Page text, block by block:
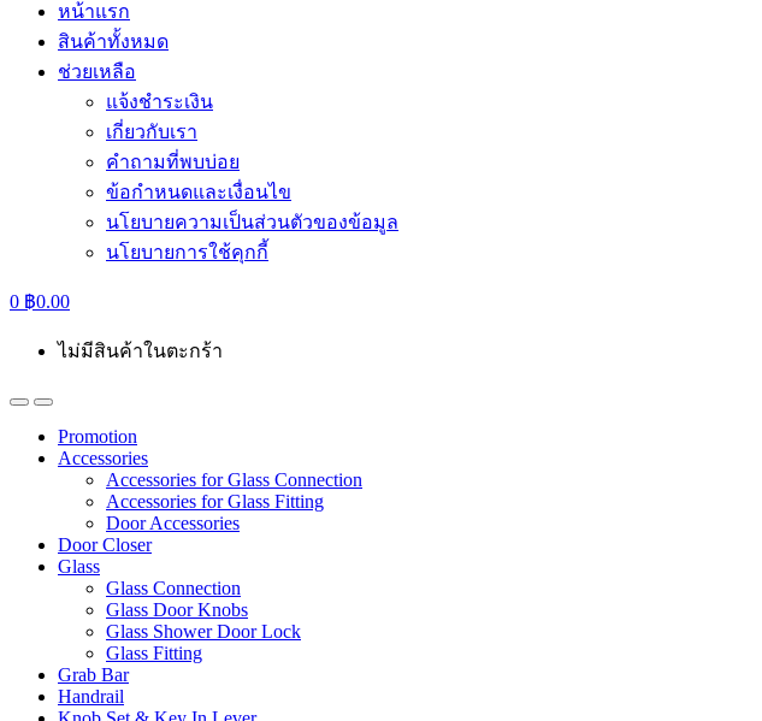
หน้าแรก
สินค้าทั้งหมด
ช่วยเหลือ
แจ้งชำระเงิน
เกี่ยวกับเรา
คำถามที่พบบ่อย
ข้อกำหนดและเงื่อนไข
นโยบายความเป็นส่วนตัวของข้อมูล
นโยบายการใช้คุกกี้
0 ฿0.00
ไม่มีสินค้าในตะกร้า
Promotion
Accessories
Accessories for Glass Connection
Accessories for Glass Fitting
Door Accessories
Door Closer
Glass
Glass Connection
Glass Door Knobs
Glass Shower Door Lock
Glass Fitting
Grab Bar
Handrail